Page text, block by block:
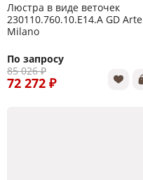
Люстра в виде веточек
230110.760.10.E14.A GD Arte
Milano
По запросу
85 026 ₽
72 272 ₽